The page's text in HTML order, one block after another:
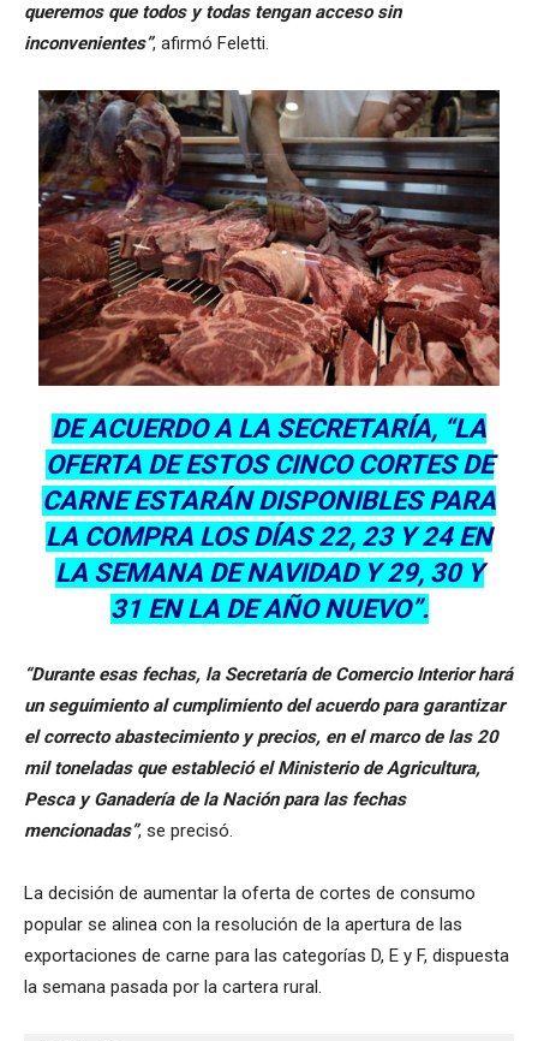
queremos que todos y todas tengan acceso sin
inconvenientes”, afirmó Feletti.
DE ACUERDO A LA SECRETARÍA, “LA
OFERTA DE ESTOS CINCO CORTES DE
CARNE ESTARÁN DISPONIBLES PARA
LA COMPRA LOS DÍAS 22, 23 Y 24 EN
LA SEMANA DE NAVIDAD Y 29, 30 Y
31 EN LA DE AÑO NUEVO”.
“Durante esas fechas, la Secretaría de Comercio Interior hará
un seguimiento al cumplimiento del acuerdo para garantizar
el correcto abastecimiento y precios, en el marco de las 20
mil toneladas que estableció el Ministerio de Agricultura,
Pesca y Ganadería de la Nación para las fechas
mencionadas”, se precisó.
La decisión de aumentar la oferta de cortes de consumo
popular se alinea con la resolución de la apertura de las
exportaciones de carne para las categorías D, E y F, dispuesta
la semana pasada por la cartera rural.